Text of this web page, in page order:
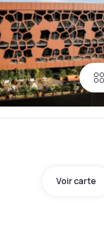
Voir carte